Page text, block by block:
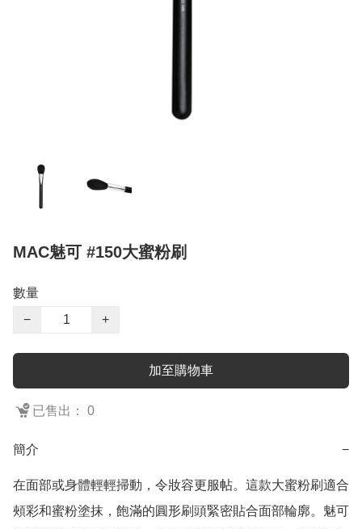
MAC魅可 #150大蜜粉刷
數量
−
+
加至購物車
已售出： 0
簡介 −
在面部或身體輕輕掃動，令妝容更服帖。這款大蜜粉刷適合
頰彩和蜜粉塗抹，飽滿的圓形刷頭緊密貼合面部輪廓。魅可